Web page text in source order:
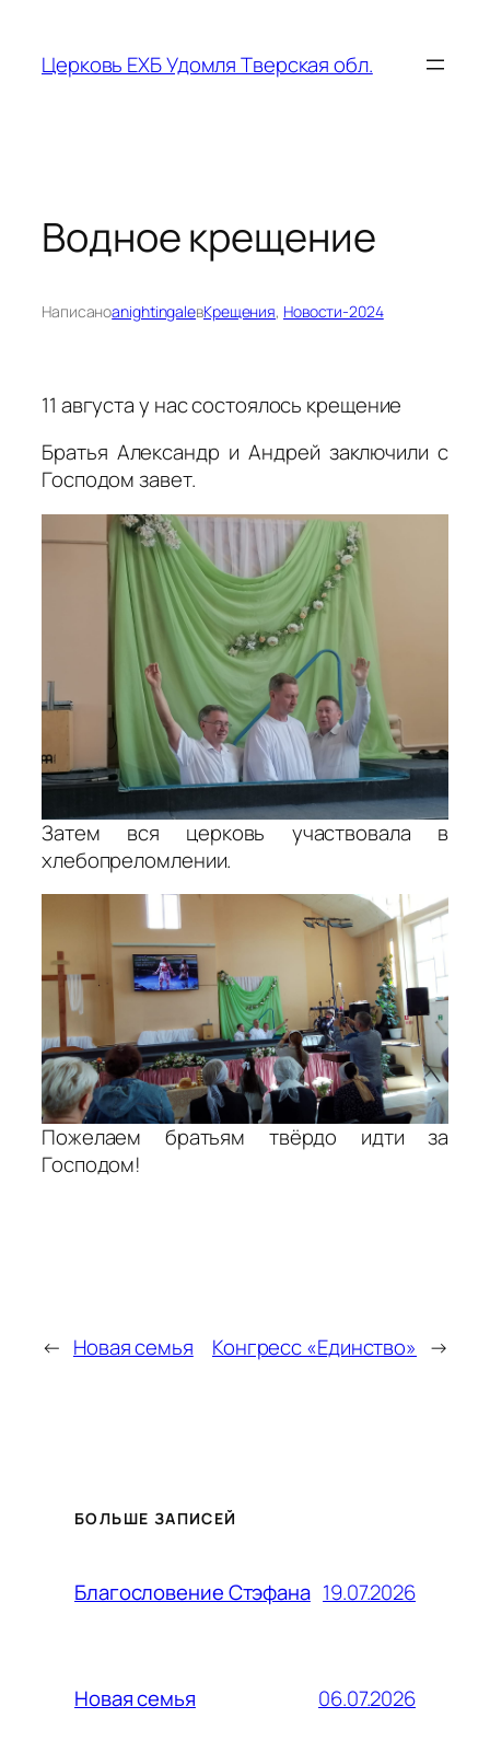
содержимому
Церковь ЕХБ Удомля Тверская обл.
Водное крещение
НаписаноanightingaleвКрещения, Новости-2024
11 августа у нас состоялось крещение
Братья Александр и Андрей заключили с
Господом завет.
Затем вся церковь участвовала в
хлебопреломлении.
Пожелаем братьям твёрдо идти за
Господом!
← Новая семья Конгресс «Единство» →
БОЛЬШЕ ЗАПИСЕЙ
Благословение Стэфана 19.07.2026
Новая семья 06.07.2026